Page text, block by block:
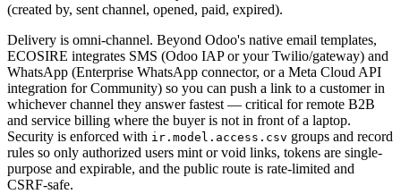
(created by, sent channel, opened, paid, expired).
Delivery is omni-channel. Beyond Odoo's native email templates,
ECOSIRE integrates SMS (Odoo IAP or your Twilio/gateway) and
WhatsApp (Enterprise WhatsApp connector, or a Meta Cloud API
integration for Community) so you can push a link to a customer in
whichever channel they answer fastest — critical for remote B2B
and service billing where the buyer is not in front of a laptop.
Security is enforced with ir.model.access.csv groups and record
rules so only authorized users mint or void links, tokens are single-
purpose and expirable, and the public route is rate-limited and
CSRF-safe.